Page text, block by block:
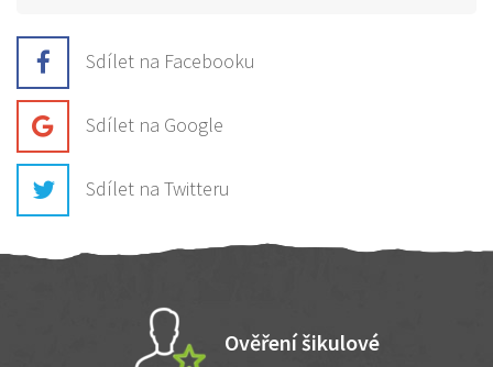
Sdílet na Facebooku
Sdílet na Google
Sdílet na Twitteru
Ověření šikulové